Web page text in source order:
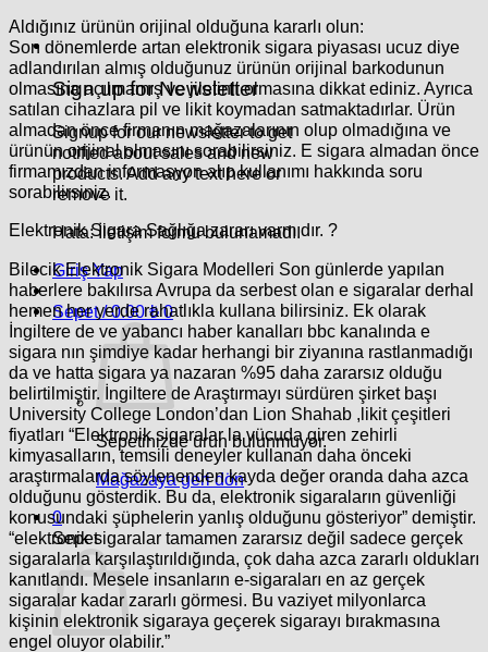
Sign up for Newsletter
Signup for our newsletter to get
notified about sales and new
products. Add any text here or
remove it.
Hata:İletişim formu bulunamadı.
Giriş Yap
Sepet /0.00₺ 0
Sepetinizde ürün bulunmuyor.
Mağazaya geri dön
0
Sepet
Aldığınız ürünün orijinal olduğuna kararlı olun:
Son dönemlerde artan elektronik sigara piyasası ucuz diye
adlandırılan almış olduğunuz ürünün orijinal barkodunun
olmasına açılmamış ve jiletinli olmasına dikkat ediniz. Ayrıca
satılan cihazlara pil ve likit koymadan satmaktadırlar. Ürün
almadan önce firmanın mağazalarının olup olmadığına ve
ürünün orijinal olmasını sorabilirsiniz. E sigara almadan önce
firmamızdan informasyon alıp kullanımı hakkında soru
sorabilirsiniz.
Elektronik Sigara Sağlığa zararı varmıdır. ?
Bilecik Elektronik Sigara Modelleri Son günlerde yapılan
haberlere bakılırsa Avrupa da serbest olan e sigaralar derhal
hemen her yerde rahatlıkla kullana bilirsiniz. Ek olarak
İngiltere de ve yabancı haber kanalları bbc kanalında e
sigara nın şimdiye kadar herhangi bir ziyanına rastlanmadığı
da ve hatta sigara ya nazaran %95 daha zararsız olduğu
belirtilmiştir. İngiltere de Araştırmayı sürdüren şirket başı
University College London’dan Lion Shahab ,likit çeşitleri
fiyatları “Elektronik sigaralar la vücuda giren zehirli
kimyasalların, temsili deneyler kullanan daha önceki
araştırmalarda söylenenden kayda değer oranda daha azca
olduğunu gösterdik. Bu da, elektronik sigaraların güvenliği
konusundaki şüphelerin yanlış olduğunu gösteriyor” demiştir.
“elektronik sigaralar tamamen zararsız değil sadece gerçek
sigaralarla karşılaştırıldığında, çok daha azca zararlı oldukları
kanıtlandı. Mesele insanların e-sigaraları en az gerçek
sigaralar kadar zararlı görmesi. Bu vaziyet milyonlarca
kişinin elektronik sigaraya geçerek sigarayı bırakmasına
engel oluyor olabilir.”